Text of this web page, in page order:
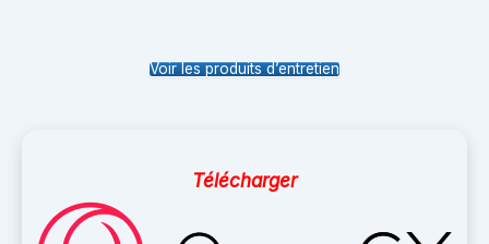
Voir les produits d’entretien
Télécharger